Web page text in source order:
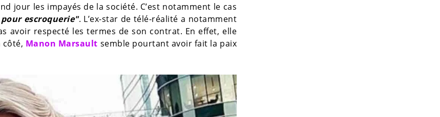
jour les impayés de la société. C’est notamment le cas
escroquerie". L’ex-star de télé-réalité a notamment
avoir respecté les termes de son contrat. En effet, elle
côté, Manon Marsault semble pourtant avoir fait la paix